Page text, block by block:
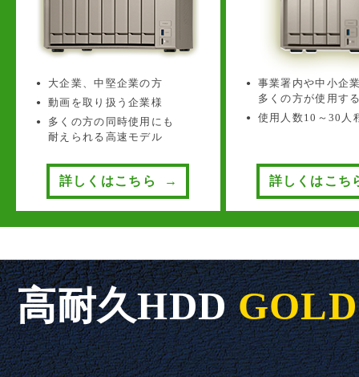
大企業、中堅企業の方
動画を取り扱う企業様
多くの方の同時使用にも
耐えられる高速モデル
詳しくはこちら
事業署内や中小企
多くの方が使用す
使用人数10～30人
詳しくはこち
高耐久HDDGOLD